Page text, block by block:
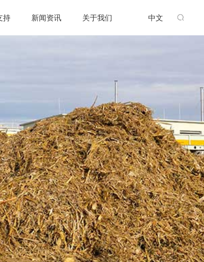
持 新闻资讯 关于我们 中文